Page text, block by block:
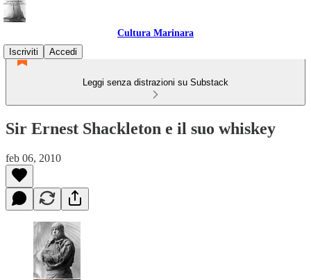
Cultura Marinara
Iscriviti
Accedi
Leggi senza distrazioni su Substack
Sir Ernest Shackleton e il suo whiskey
feb 06, 2010